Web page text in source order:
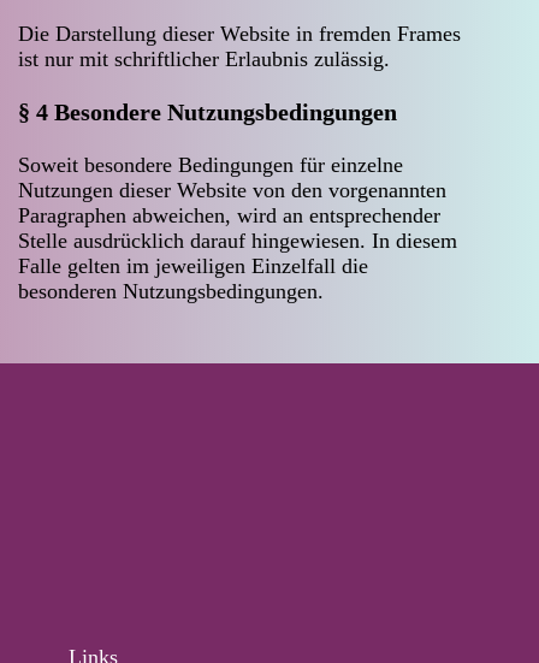
Die Darstellung dieser Website in fremden Frames
ist nur mit schriftlicher Erlaubnis zulässig.
§ 4 Besondere Nutzungsbedingungen
Soweit besondere Bedingungen für einzelne
Nutzungen dieser Website von den vorgenannten
Paragraphen abweichen, wird an entsprechender
Stelle ausdrücklich darauf hingewiesen. In diesem
Falle gelten im jeweiligen Einzelfall die
besonderen Nutzungsbedingungen.
Links